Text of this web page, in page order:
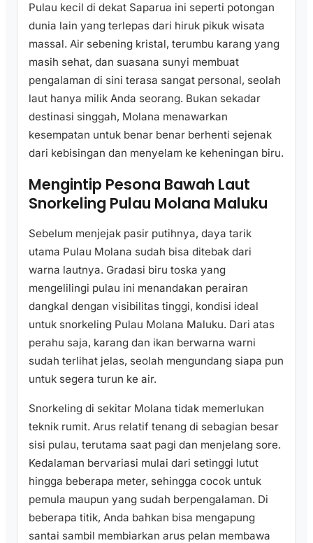
Pulau kecil di dekat Saparua ini seperti potongan
dunia lain yang terlepas dari hiruk pikuk wisata
massal. Air sebening kristal, terumbu karang yang
masih sehat, dan suasana sunyi membuat
pengalaman di sini terasa sangat personal, seolah
laut hanya milik Anda seorang. Bukan sekadar
destinasi singgah, Molana menawarkan
kesempatan untuk benar benar berhenti sejenak
dari kebisingan dan menyelam ke keheningan biru.
Mengintip Pesona Bawah Laut
Snorkeling Pulau Molana Maluku
Sebelum menjejak pasir putihnya, daya tarik
utama Pulau Molana sudah bisa ditebak dari
warna lautnya. Gradasi biru toska yang
mengelilingi pulau ini menandakan perairan
dangkal dengan visibilitas tinggi, kondisi ideal
untuk snorkeling Pulau Molana Maluku. Dari atas
perahu saja, karang dan ikan berwarna warni
sudah terlihat jelas, seolah mengundang siapa pun
untuk segera turun ke air.
Snorkeling di sekitar Molana tidak memerlukan
teknik rumit. Arus relatif tenang di sebagian besar
sisi pulau, terutama saat pagi dan menjelang sore.
Kedalaman bervariasi mulai dari setinggi lutut
hingga beberapa meter, sehingga cocok untuk
pemula maupun yang sudah berpengalaman. Di
beberapa titik, Anda bahkan bisa mengapung
santai sambil membiarkan arus pelan membawa